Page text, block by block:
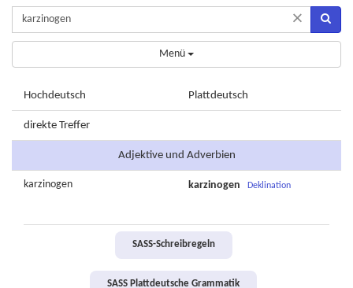
×
Menü
Hochdeutsch Plattdeutsch
direkte Treffer
Adjektive und Adverbien
karzinogen karzinogen Deklination
SASS-Schreibregeln
SASS Plattdeutsche Grammatik